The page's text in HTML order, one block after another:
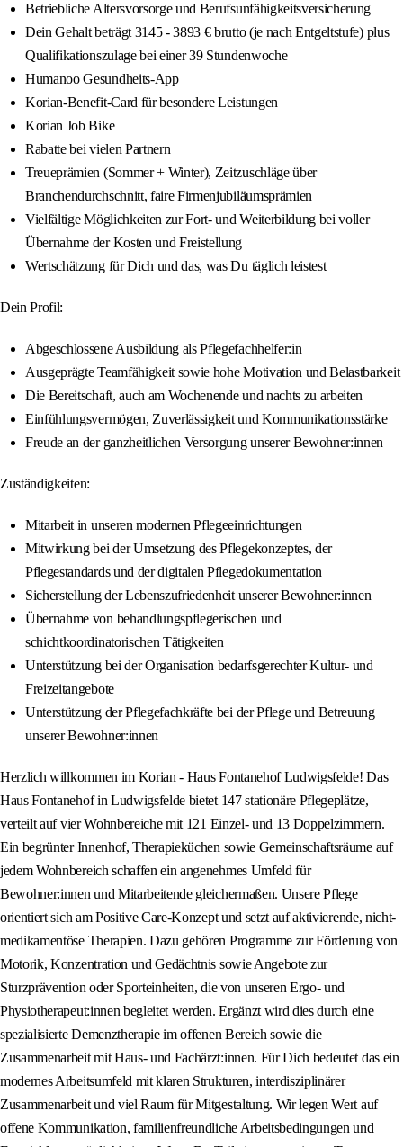
Betriebliche Altersvorsorge und Berufsunfähigkeitsversicherung
Dein Gehalt beträgt 3145 - 3893 € brutto (je nach Entgeltstufe) plus
Qualifikationszulage bei einer 39 Stundenwoche
Humanoo Gesundheits-App
Korian-Benefit-Card für besondere Leistungen
Korian Job Bike
Rabatte bei vielen Partnern
Treueprämien (Sommer + Winter), Zeitzuschläge über
Branchendurchschnitt, faire Firmenjubiläumsprämien
Vielfältige Möglichkeiten zur Fort- und Weiterbildung bei voller
Übernahme der Kosten und Freistellung
Wertschätzung für Dich und das, was Du täglich leistest
Dein Profil:
Abgeschlossene Ausbildung als Pflegefachhelfer:in
Ausgeprägte Teamfähigkeit sowie hohe Motivation und Belastbarkeit
Die Bereitschaft, auch am Wochenende und nachts zu arbeiten
Einfühlungsvermögen, Zuverlässigkeit und Kommunikationsstärke
Freude an der ganzheitlichen Versorgung unserer Bewohner:innen
Zuständigkeiten:
Mitarbeit in unseren modernen Pflegeeinrichtungen
Mitwirkung bei der Umsetzung des Pflegekonzeptes, der
Pflegestandards und der digitalen Pflegedokumentation
Sicherstellung der Lebenszufriedenheit unserer Bewohner:innen
Übernahme von behandlungspflegerischen und
schichtkoordinatorischen Tätigkeiten
Unterstützung bei der Organisation bedarfsgerechter Kultur- und
Freizeitangebote
Unterstützung der Pflegefachkräfte bei der Pflege und Betreuung
unserer Bewohner:innen
Herzlich willkommen im Korian - Haus Fontanehof Ludwigsfelde! Das
Haus Fontanehof in Ludwigsfelde bietet 147 stationäre Pflegeplätze,
verteilt auf vier Wohnbereiche mit 121 Einzel- und 13 Doppelzimmern.
Ein begrünter Innenhof, Therapieküchen sowie Gemeinschaftsräume auf
jedem Wohnbereich schaffen ein angenehmes Umfeld für
Bewohner:innen und Mitarbeitende gleichermaßen. Unsere Pflege
orientiert sich am Positive Care-Konzept und setzt auf aktivierende, nicht-
medikamentöse Therapien. Dazu gehören Programme zur Förderung von
Motorik, Konzentration und Gedächtnis sowie Angebote zur
Sturzprävention oder Sporteinheiten, die von unseren Ergo- und
Physiotherapeut:innen begleitet werden. Ergänzt wird dies durch eine
spezialisierte Demenztherapie im offenen Bereich sowie die
Zusammenarbeit mit Haus- und Fachärzt:innen. Für Dich bedeutet das ein
modernes Arbeitsumfeld mit klaren Strukturen, interdisziplinärer
Zusammenarbeit und viel Raum für Mitgestaltung. Wir legen Wert auf
offene Kommunikation, familienfreundliche Arbeitsbedingungen und